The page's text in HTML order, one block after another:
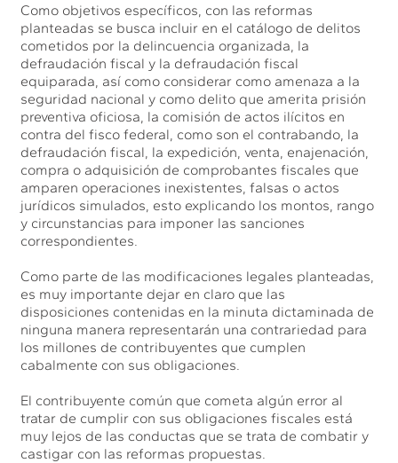
Como objetivos específicos, con las reformas
planteadas se busca incluir en el catálogo de delitos
cometidos por la delincuencia organizada, la
defraudación fiscal y la defraudación fiscal
equiparada, así como considerar como amenaza a la
seguridad nacional y como delito que amerita prisión
preventiva oficiosa, la comisión de actos ilícitos en
contra del fisco federal, como son el contrabando, la
defraudación fiscal, la expedición, venta, enajenación,
compra o adquisición de comprobantes fiscales que
amparen operaciones inexistentes, falsas o actos
jurídicos simulados, esto explicando los montos, rango
y circunstancias para imponer las sanciones
correspondientes.
Como parte de las modificaciones legales planteadas,
es muy importante dejar en claro que las
disposiciones contenidas en la minuta dictaminada de
ninguna manera representarán una contrariedad para
los millones de contribuyentes que cumplen
cabalmente con sus obligaciones.
El contribuyente común que cometa algún error al
tratar de cumplir con sus obligaciones fiscales está
muy lejos de las conductas que se trata de combatir y
castigar con las reformas propuestas.